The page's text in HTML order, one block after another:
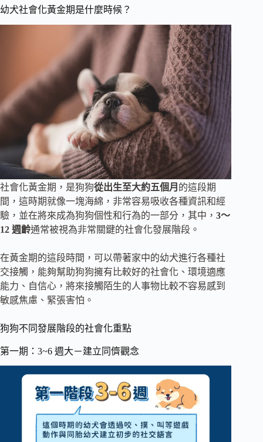
幼犬社會化黃金期是什麼時候？
社會化黃金期，是狗狗從出生至大約五個月 的這段期
間，這時期就像一塊海綿，非常容易吸收各種資訊和經
驗，並在將來成為狗狗個性和行為的一部分，其中， 3～
12 週齡通常被視為非常關鍵的社會化發展階段。
在黃金期的這段時間，可以帶著家中的幼犬進行各種社
交接觸，能夠幫助狗狗擁有比較好的社會化、環境適應
能力、自信心，將來接觸陌生的人事物比較不容易感到
敏感焦慮、緊張害怕。
狗狗不同發展階段的社會化重點
第一期：3~6 週大－建立同儕觀念